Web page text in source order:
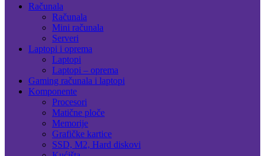
Računala
Računala
Mini računala
Serveri
Laptopi i oprema
Laptopi
Laptopi – oprema
Gaming računala i laptopi
Komponente
Procesori
Matične ploče
Memorije
Grafičke kartice
SSD, M2, Hard diskovi